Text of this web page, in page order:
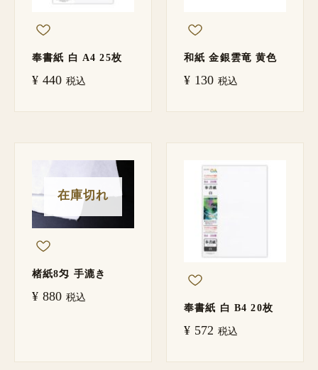
奉書紙 白 A4 25枚
¥ 440 税込
和紙 金銀雲竜 黄色
¥ 130 税込
在庫切れ
楮紙8匁 手漉き
¥ 880 税込
奉書紙 白 B4 20枚
¥ 572 税込